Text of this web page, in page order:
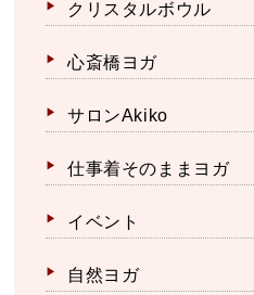
クリスタルボウル
心斎橋ヨガ
サロンAkiko
仕事着そのままヨガ
イベント
自然ヨガ